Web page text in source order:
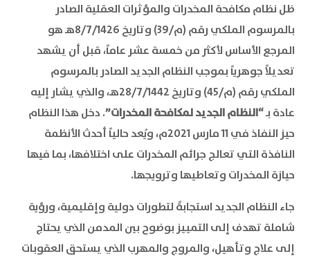
ظل نظام مكافحة المخدرات والمؤثرات العقلية الصادر
بالمرسوم الملكي رقم (م/39) وتاريخ 8/7/1426هـ هو
المرجع الأساس لأكثر من خمسة عشر عاماً، قبل أن يشهد
تعديلاً جوهرياً بموجب النظام الجديد الصادر بالمرسوم
الملكي رقم (م/45) وتاريخ 28/7/1442هـ، والذي يشار إليه
عادة بـ“النظام الجديد لمكافحة المخدرات”. دخل هذا النظام
حيز النفاذ في 11 مارس 2021م، ويُعد حالياً أحدث الأنظمة
النافذة التي تعالج جرائم المخدرات على اختلافها، بما فيها
حيازة المخدرات وتعاطيها وترويجها.
جاء النظام الجديد استجابةً لتطورات دولية وإقليمية، ورؤية
شاملة تهدف إلى التمييز بوضوح بين المدمن الذي يحتاج
إلى علاج وتأهيل، والمروج والمهرب الذي يستحق العقوبات